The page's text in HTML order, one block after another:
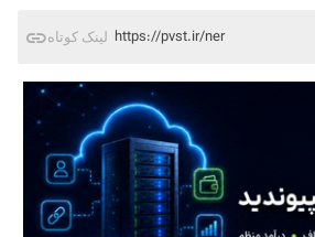
لینک کوتاه https://pvst.ir/ner